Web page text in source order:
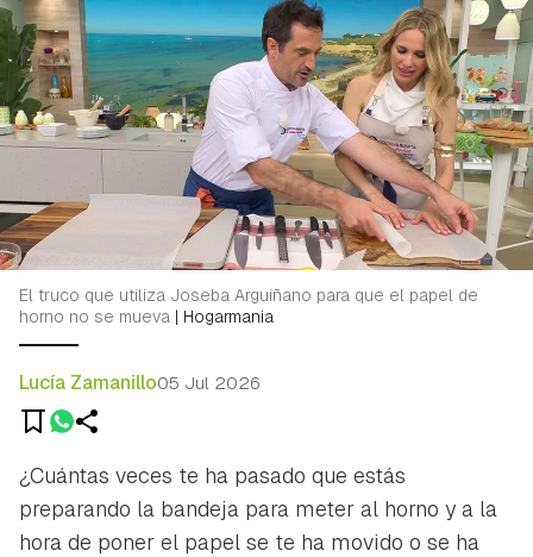
El truco que utiliza Joseba Arguiñano para que el papel de
horno no se mueva | Hogarmania
Lucía Zamanillo05 Jul 2026
¿Cuántas veces te ha pasado que estás
preparando la bandeja para meter al horno y a la
hora de poner el papel se te ha movido o se ha